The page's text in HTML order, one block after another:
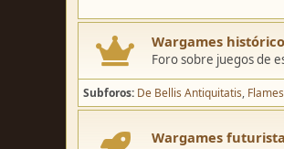
Wargames
Foro sobre juegos de
Subforos De Bellis Antiquitatis
Wargames